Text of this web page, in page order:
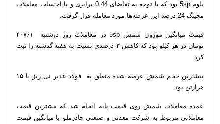
بلوم 5sp بود که با توجه به تقاضای 0.44 برابری و با احتساب معاملات
مچینگ 24 درصد این عرضه‌ها مورد معامله قرار گرفت.
قیمت میانگین موزون شمش 5sp در معاملات روز دوشنبه ۴۰۷۶۱
تومان در هر کیلو بود که کاهش ۳ درصدی نسبت به هفته گذشته را ثبت
کرد.
بیشترین حجم شمش عرضه شده متعلق به فولاد غدیر نی ریز با ۱۵
هزارتن بود.
عمده معاملات شمش روی قیمت پایه انجام شد که بیشترین قیمت
معاملاتی مربوط به شرکت معدنی و صنعتی چادرملو با میانگین قیمت